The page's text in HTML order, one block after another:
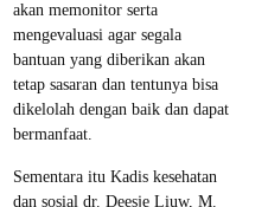
akan memonitor serta
mengevaluasi agar segala
bantuan yang diberikan akan
tetap sasaran dan tentunya bisa
dikelolah dengan baik dan dapat
bermanfaat.
Sementara itu Kadis kesehatan
dan sosial dr. Deesje Liuw, M.